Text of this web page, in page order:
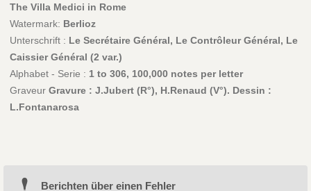
The Villa Medici in Rome
Watermark: Berlioz
Unterschrift : Le Secrétaire Général, Le Contrôleur Général, Le
Caissier Général (2 var.)
Alphabet - Serie : 1 to 306, 100,000 notes per letter
Graveur Gravure : J.Jubert (R°), H.Renaud (V°). Dessin :
L.Fontanarosa
Berichten über einen Fehler